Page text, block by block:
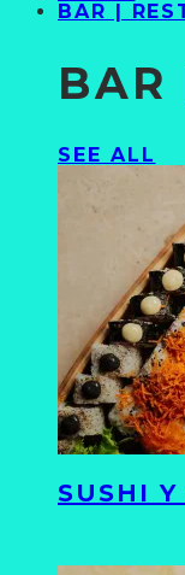
BAR |
BAR
SEE ALL
SUSHI